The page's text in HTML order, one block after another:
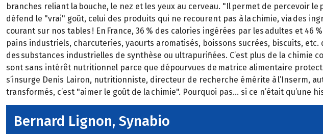
branches reliant la bouche, le nez et les yeux au cerveau. "Il permet de percevoir
défend le "vrai" goût, celui des produits qui ne recourent pas à la chimie, via des
courant sur nos tables ! En France, 36 % des calories ingérées par les adultes et
pains industriels, charcuteries, yaourts aromatisés, boissons sucrées, biscuits,
des substances industrielles de synthèse ou ultrapurifiées. C’est plus de la chimie
sont sans intérêt nutritionnel parce que dépourvues de matrice alimentaire
s’insurge Denis Lairon, nutritionniste, directeur de recherche émérite à l’Inserm,
transformés, c’est "aimer le goût de la chimie". Pourquoi pas… si ce n’était qu’une
Bernard Lignon, Synabio